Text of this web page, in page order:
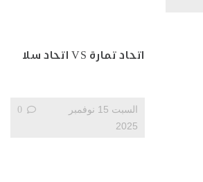
اتحاد تمارة VS اتحاد سلا
السبت 15 نوفمبر
2025
0